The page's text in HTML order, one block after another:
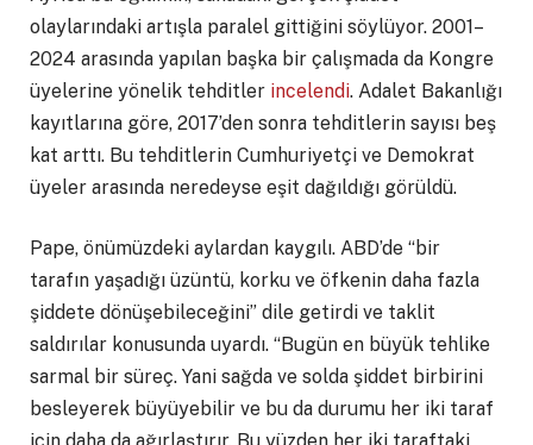
olaylarındaki artışla paralel gittiğini söylüyor. 2001–
2024 arasında yapılan başka bir çalışmada da Kongre
üyelerine yönelik tehditler incelendi. Adalet Bakanlığı
kayıtlarına göre, 2017’den sonra tehditlerin sayısı beş
kat arttı. Bu tehditlerin Cumhuriyetçi ve Demokrat
üyeler arasında neredeyse eşit dağıldığı görüldü.
Pape, önümüzdeki aylardan kaygılı. ABD’de “bir
tarafın yaşadığı üzüntü, korku ve öfkenin daha fazla
şiddete dönüşebileceğini” dile getirdi ve taklit
saldırılar konusunda uyardı. “Bugün en büyük tehlike
sarmal bir süreç. Yani sağda ve solda şiddet birbirini
besleyerek büyüyebilir ve bu da durumu her iki taraf